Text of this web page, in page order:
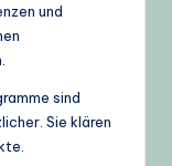
und
sind
Sie klären